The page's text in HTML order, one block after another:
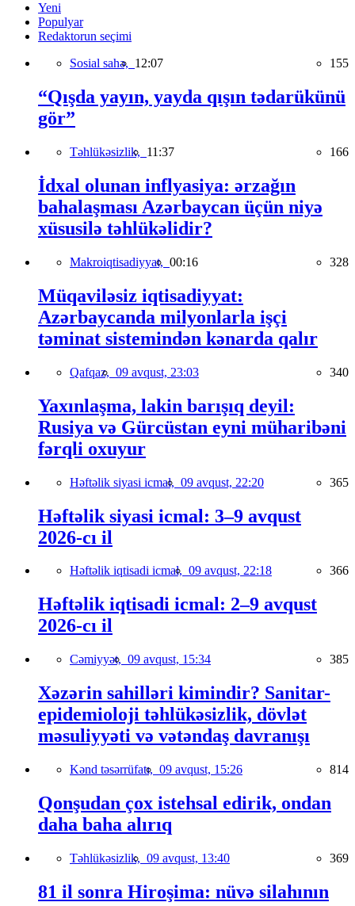
Yeni
Populyar
Redaktorun seçimi
Sosial sahə, 12:07 155
“Qışda yayın, yayda qışın tədarükünü
gör”
Təhlükəsizlik, 11:37 166
İdxal olunan inflyasiya: ərzağın
bahalaşması Azərbaycan üçün niyə
xüsusilə təhlükəlidir?
Makroiqtisadiyyat, 00:16 328
Müqaviləsiz iqtisadiyyat:
Azərbaycanda milyonlarla işçi
təminat sistemindən kənarda qalır
Qafqaz, 09 avqust, 23:03 340
Yaxınlaşma, lakin barışıq deyil:
Rusiya və Gürcüstan eyni müharibəni
fərqli oxuyur
Həftəlik siyasi icmal, 09 avqust, 22:20 365
Həftəlik siyasi icmal: 3–9 avqust
2026-cı il
Həftəlik iqtisadi icmal, 09 avqust, 22:18 366
Həftəlik iqtisadi icmal: 2–9 avqust
2026-cı il
Cəmiyyət, 09 avqust, 15:34 385
Xəzərin sahilləri kimindir? Sanitar-
epidemioloji təhlükəsizlik, dövlət
məsuliyyəti və vətəndaş davranışı
Kənd təsərrüfatı, 09 avqust, 15:26 814
Qonşudan çox istehsal edirik, ondan
daha baha alırıq
Təhlükəsizlik, 09 avqust, 13:40 369
81 il sonra Hiroşima: nüvə silahının